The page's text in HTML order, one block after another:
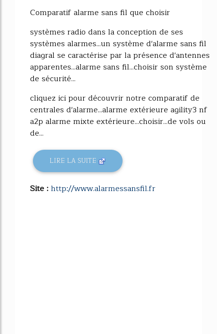
Comparatif alarme sans fil que choisir
systèmes radio dans la conception de ses
systèmes alarmes...un système d'alarme sans fil
diagral se caractérise par la présence d'antennes
apparentes...alarme sans fil...choisir son système
de sécurité...
cliquez ici pour découvrir notre comparatif de
centrales d'alarme...alarme extérieure agility3 nf
a2p alarme mixte extérieure...choisir...de vols ou
de...
LIRE LA SUITE
Site :http://www.alarmessansfil.fr